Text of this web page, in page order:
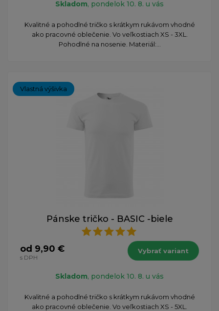
Skladom, pondelok 10. 8. u vás
Kvalitné a pohodlné tričko s krátkym rukávom vhodné
ako pracovné oblečenie. Vo veľkostiach XS - 3XL.
Pohodlné na nosenie. Materiál:...
Vlastná výšivka
Pánske tričko - BASIC -biele
od 9,90 €
s DPH
Vybrať variant
Skladom, pondelok 10. 8. u vás
Kvalitné a pohodlné tričko s krátkym rukávom vhodné
ako pracovné oblečenie. Vo veľkostiach XS - 5XL.